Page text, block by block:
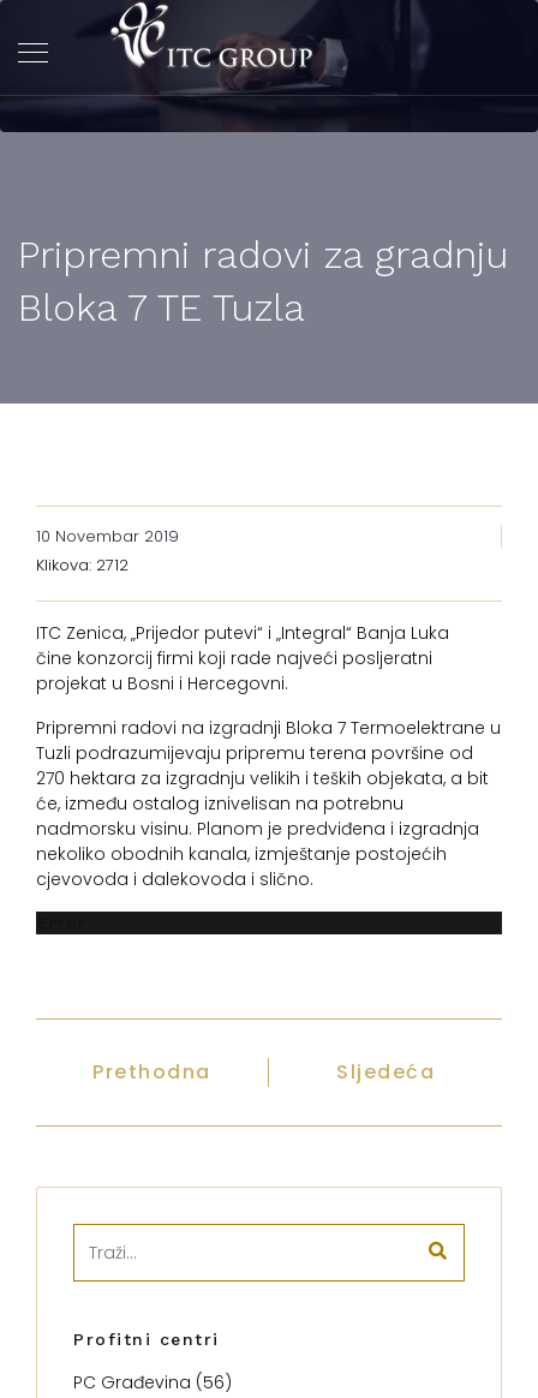
Pripremni radovi za gradnju
Bloka 7 TE Tuzla
10 Novembar 2019
Klikova: 2712
ITC Zenica, „Prijedor putevi“ i „Integral“ Banja Luka
čine konzorcij firmi koji rade najveći posljeratni
projekat u Bosni i Hercegovni.
Pripremni radovi na izgradnji Bloka 7 Termoelektrane u
Tuzli podrazumijevaju pripremu terena površine od
270 hektara za izgradnju velikih i teških objekata, a bit
će, između ostalog iznivelisan na potrebnu
nadmorsku visinu. Planom je predviđena i izgradnja
nekoliko obodnih kanala, izmještanje postojećih
cjevovoda i dalekovoda i slično.
Prethodna Sljedeća
Profitni centri
PC Građevina (56)